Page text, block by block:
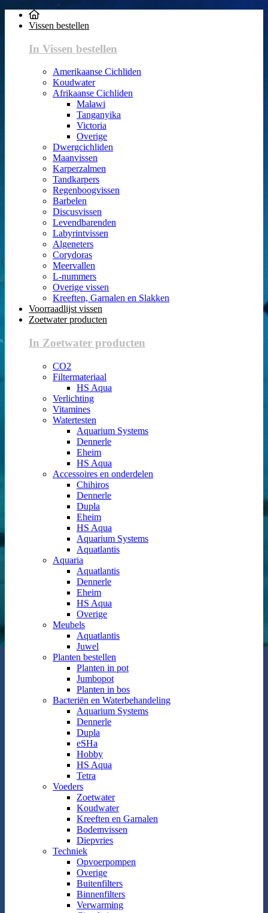
Vissen bestellen
In Vissen bestellen
Amerikaanse Cichliden
Koudwater
Afrikaanse Cichliden
Malawi
Tanganyika
Victoria
Overige
Dwergcichliden
Maanvissen
Karperzalmen
Tandkarpers
Regenboogvissen
Barbelen
Discusvissen
Levendbarenden
Labyrintvissen
Algeneters
Corydoras
Meervallen
L-nummers
Overige vissen
Kreeften, Garnalen en Slakken
Voorraadlijst vissen
Zoetwater producten
In Zoetwater producten
CO2
Filtermateriaal
HS Aqua
Verlichting
Vitamines
Watertesten
Aquarium Systems
Dennerle
Eheim
HS Aqua
Accessoires en onderdelen
Chihiros
Dennerle
Dupla
Eheim
HS Aqua
Aquarium Systems
Aquatlantis
Aquaria
Aquatlantis
Dennerle
Eheim
HS Aqua
Overige
Meubels
Aquatlantis
Juwel
Planten bestellen
Planten in pot
Jumbopot
Planten in bos
Bacteriën en Waterbehandeling
Aquarium Systems
Dennerle
Dupla
eSHa
Hobby
HS Aqua
Tetra
Voeders
Zoetwater
Koudwater
Kreeften en Garnalen
Bodemvissen
Diepvries
Techniek
Opvoerpompen
Overige
Buitenfilters
Binnenfilters
Verwarming